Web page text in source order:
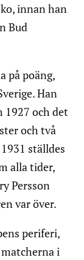
innan han
Bud
på poäng,
Han
1927 och det
och två
ställdes
alla tider,
Persson
var över.
periferi,
i